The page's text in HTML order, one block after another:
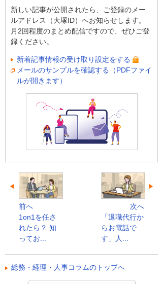
新しい記事が公開されたら、ご登録のメー
ルアドレス（大塚ID）へお知らせします。
月2回程度のまとめ配信ですので、ぜひご登
録ください。
新着記事情報の受け取り設定をする
メールのサンプルを確認する（PDFファイ
ルが開きます）
前へ
1on1を任さ
れたら？ 知
ってお...
次へ
「退職代行か
らお電話で
す」人...
総務・経理・人事コラムのトップへ